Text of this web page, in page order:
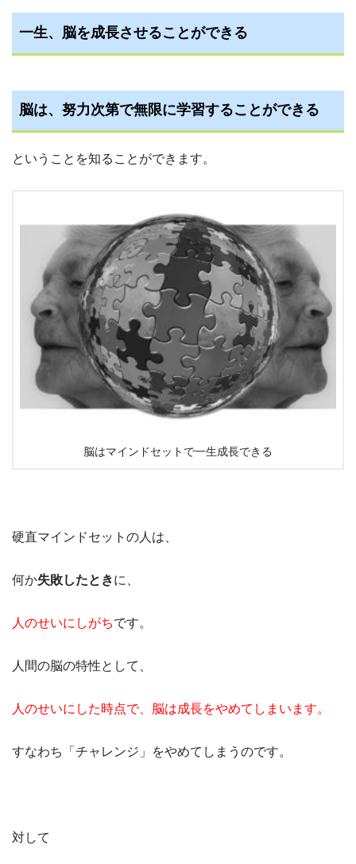
一生、脳を成長させることができる
脳は、努力次第で無限に学習することができる
ということを知ることができます。
脳はマインドセットで一生成長できる
硬直マインドセットの人は、
何か失敗したときに、
人のせいにしがちです。
人間の脳の特性として、
人のせいにした時点で、脳は成長をやめてしまいます。
すなわち「チャレンジ」をやめてしまうのです。
対して